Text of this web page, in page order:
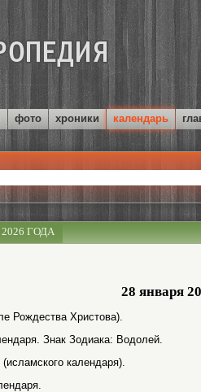
фото хроники календарь
ГОДА
28 января
Рождества Христова).
Знак Зодиака: Водолей.
календаря).